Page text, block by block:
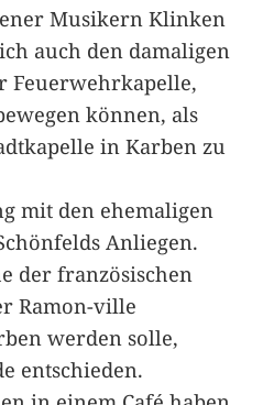
Musikern Klinken
auch den damaligen
Feuerwehrkapelle,
können, als
in Karben zu
mit den ehemaligen
Anliegen.
der französischen
Ramon-ville
werden solle,
entschieden.